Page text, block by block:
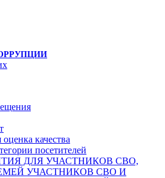
качества
посетителей
ДЛЯ УЧАСТНИКОВ СВО,
УЧАСТНИКОВ СВО И